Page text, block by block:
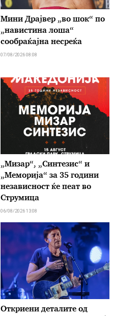
Мини Драјвер „во шок“ по
„навистина лоша“
сообраќајна несреќа
07/08/2026 08:08
„Мизар“, „Синтезис“ и
„Меморија“ за 35 години
независност ќе пеат во
Струмица
06/08/2026 13:08
Откриени деталите од